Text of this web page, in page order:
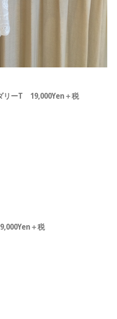
リーT 19,000Yen＋税
＋税